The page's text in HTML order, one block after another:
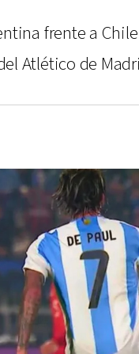
frente a
Atlético de